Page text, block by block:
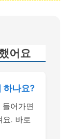
어요
하나요?
들어가면
요. 바로